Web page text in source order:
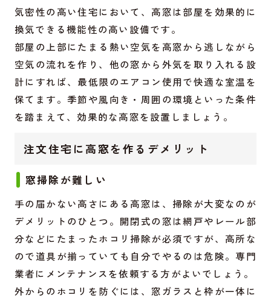
気密性の高い住宅において、高窓は部屋を効果的に
換気できる機能性の高い設備です。
部屋の上部にたまる熱い空気を高窓から逃しながら
空気の流れを作り、他の窓から外気を取り入れる設
計にすれば、最低限のエアコン使用で快適な室温を
保てます。季節や風向き・周囲の環境といった条件
を踏まえて、効果的な高窓を設置しましょう。
注文住宅に高窓を作るデメリット
窓掃除が難しい
手の届かない高さにある高窓は、掃除が大変なのが
デメリットのひとつ。開閉式の窓は網戸やレール部
分などにたまったホコリ掃除が必須ですが、高所な
ので道具が揃っていても自分でやるのは危険。専門
業者にメンテナンスを依頼する方がよいでしょう。
外からのホコリを防ぐには、窓ガラスと枠が一体に